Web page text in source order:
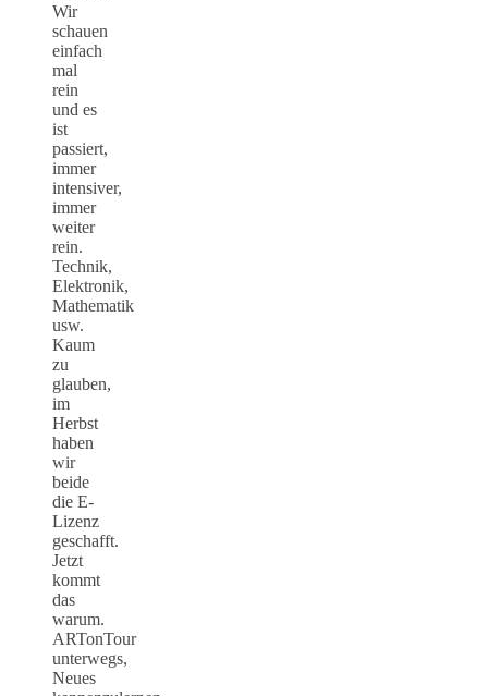
Wir
schauen
einfach
mal
rein
und es
ist
passiert,
immer
intensiver,
immer
weiter
rein.
Technik,
Elektronik,
Mathematik
usw.
Kaum
zu
glauben,
im
Herbst
haben
wir
beide
die E-
Lizenz
geschafft.
Jetzt
kommt
das
warum.
ARTonTour
unterwegs,
Neues